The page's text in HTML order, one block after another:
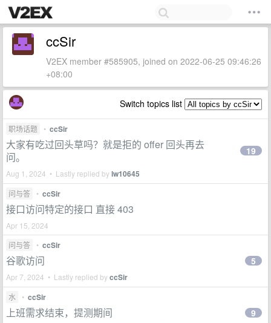
ccSir
V2EX member #585905, joined on 2022-06-25 09:46:26
+08:00
Switch topics list
职场话题 • ccSir
大家有吃过回头草吗？就是拒的 offer 回头再去
问。
Aug 1, 2024 • Lastly replied bylw10645
19
问与答 • ccSir
接口访问特定的接口 直接 403
Apr 15, 2024
问与答
• ccSir
谷歌访问
Apr 7, 2024 • Lastly replied byccSir
5
水 • ccSir
上班需求结束，提测期间 9